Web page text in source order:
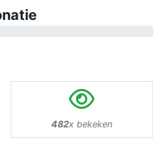
482x bekeken